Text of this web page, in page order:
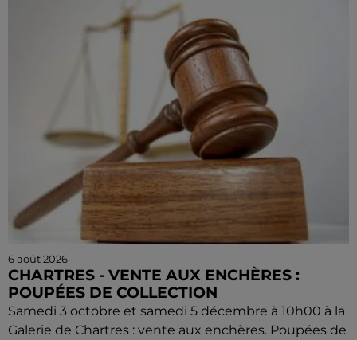
6 août 2026
CHARTRES - VENTE AUX ENCHÈRES :
POUPÉES DE COLLECTION
Samedi 3 octobre et samedi 5 décembre à 10h00 à la
Galerie de Chartres : vente aux enchères. Poupées de